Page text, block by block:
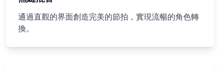
通過直觀的界面創造完美的節拍，實現流暢的角色轉
換。